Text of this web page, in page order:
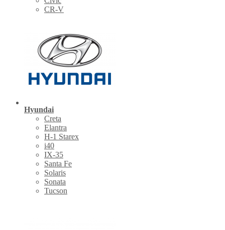
CR-V
Hyundai
Creta
Elantra
H-1 Starex
i40
IX-35
Santa Fe
Solaris
Sonata
Tucson